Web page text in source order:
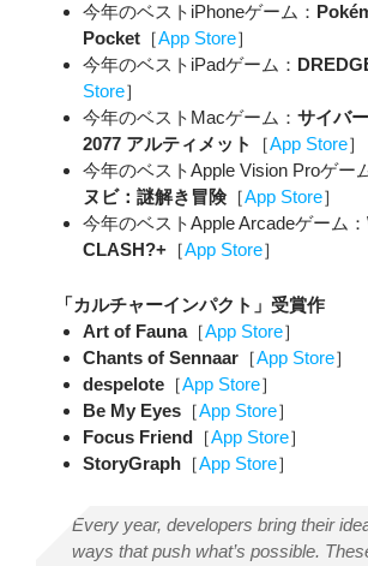
今年のベストiPhoneゲーム：
Pocket ［App Store］
今年のベストiPadゲーム：
Store］
今年のベストMacゲーム： サイバ
2077 アルティメット
［App Store］
今年のベストApple Vision Proゲー
ヌビ：謎解き冒険［App Store］
今年のベストApple Arcadeゲーム：
CLASH?+ ［App Store］
「カルチャーインパクト」受賞作
Art of Fauna［App Store］
Chants of Sennaar ［App Store］
despelote ［App Store］
Be My Eyes ［App Store］
Focus Friend ［App Store］
StoryGraph ［App Store］
Every year, developers bring their
ways that push what’s possible.